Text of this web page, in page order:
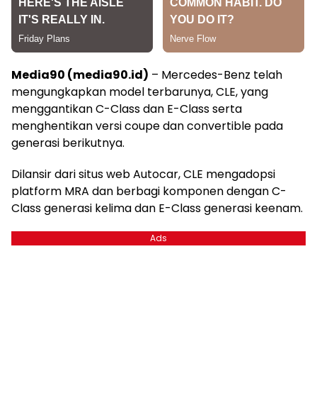
Media90 (media90.id) – Mercedes-Benz telah
mengungkapkan model terbarunya, CLE, yang
menggantikan C-Class dan E-Class serta
menghentikan versi coupe dan convertible pada
generasi berikutnya.
Dilansir dari situs web Autocar, CLE mengadopsi
platform MRA dan berbagi komponen dengan C-
Class generasi kelima dan E-Class generasi keenam.
Ads